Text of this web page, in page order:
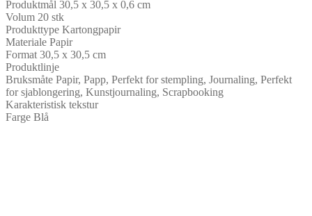
Produktmål 30,5 x 30,5 x 0,6 cm
Volum 20 stk
Produkttype Kartongpapir
Materiale Papir
Format 30,5 x 30,5 cm
Produktlinje
Bruksmåte Papir, Papp, Perfekt for stempling, Journaling, Perfekt
for sjablongering, Kunstjournaling, Scrapbooking
Karakteristisk tekstur
Farge Blå